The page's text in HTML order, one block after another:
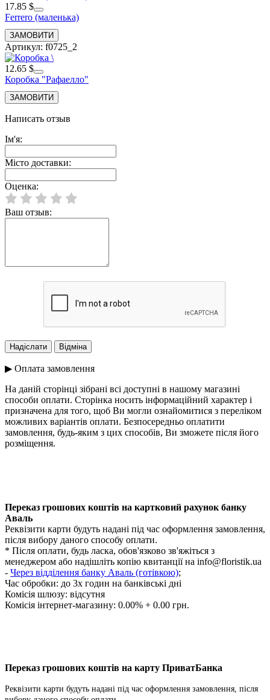
17.85 $
Ferrero (маленька)
Артикул: f0725_2
12.65 $
Коробка "Рафаелло"
Написать отзыв
Ім'я:
Місто доставки:
Оценка:
Ваш отзыв:
▶ Оплата замовлення
На даній сторінці зібрані всі доступні в нашому магазині
способи оплати. Сторінка носить інформаційний характер і
призначена для того, щоб Ви могли ознайомитися з переліком
можливих варіантів оплати. Безпосередньо оплатити
замовлення, будь-яким з цих способів, Ви зможете після його
розміщення.
Переказ грошових коштів на картковий рахунок банку
Аваль
Реквізити карти будуть надані під час оформлення замовлення,
після вибору даного способу оплати.
* Після оплати, будь ласка, обов'язково зв'яжіться з
менеджером або надішліть копію квитанції на info@floristik.ua
- Через відділення банку Аваль (готівкою);
Час обробки: до 3х годин на банківські дні
Комісія шлюзу: відсутня
Комісія інтернет-магазину: 0.00% + 0.00 грн.
Переказ грошових коштів на карту ПриватБанка
Реквізити карти будуть надані під час оформлення замовлення, після